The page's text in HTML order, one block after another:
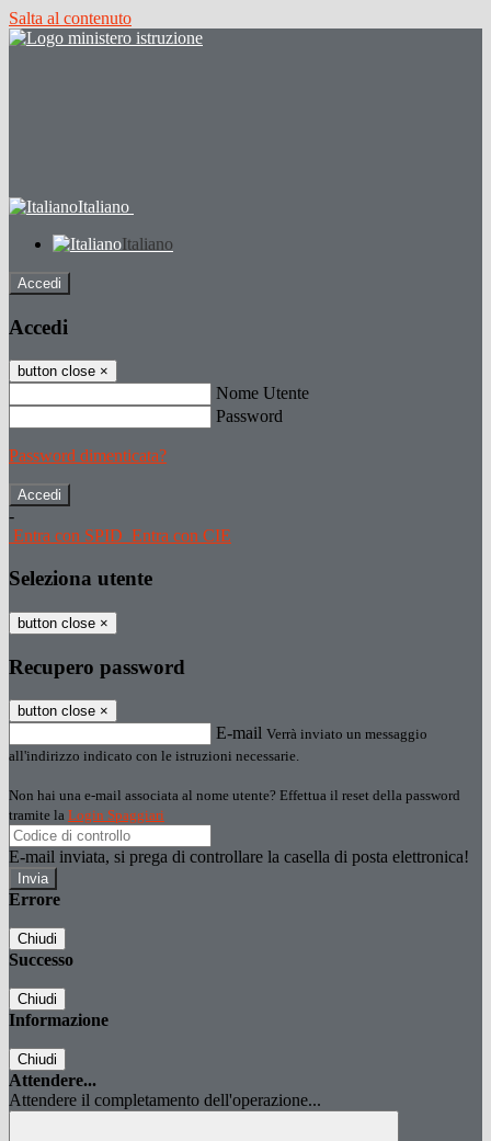
Salta al contenuto
Italiano
Italiano
Accedi
Accedi
button close ×
Nome Utente
Password
Password dimenticata?
-
Entra con SPID Entra con CIE
Seleziona utente
button close ×
Recupero password
button close ×
E-mail Verrà inviato un messaggio
all'indirizzo indicato con le istruzioni necessarie.
Non hai una e-mail associata al nome utente? Effettua il reset della password
tramite la Login Spaggiari
E-mail inviata, si prega di controllare la casella di posta elettronica!
Errore
Chiudi
Successo
Chiudi
Informazione
Chiudi
Attendere...
Attendere il completamento dell'operazione...